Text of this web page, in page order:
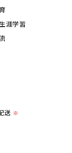
涯学習
送 ※